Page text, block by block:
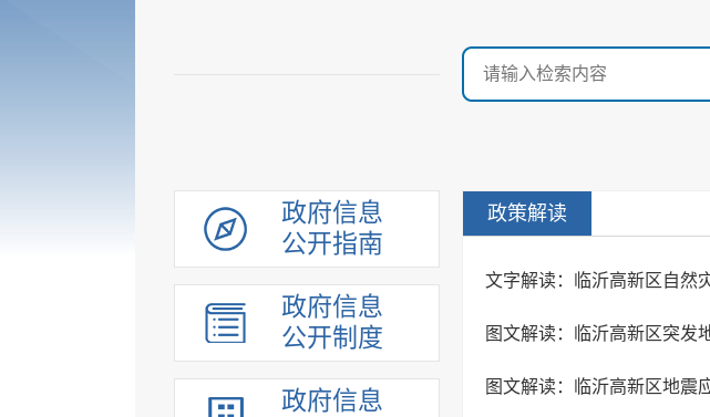
政府信息
公开指南
政府信息
公开制度
政府信息
政策解读
文字解读：临沂高新区自然
图文解读：临沂高新区突发
图文解读：临沂高新区地震